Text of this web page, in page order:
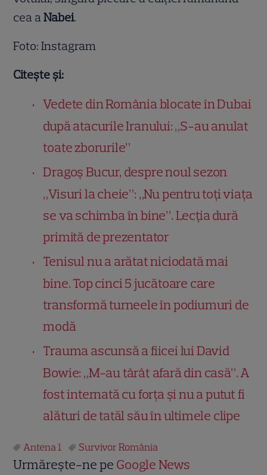
cea aNabei.
Foto: Instagram
Citește și:
Vedete din România blocate în Dubai
după atacurile Iranului: „S-au anulat
toate zborurile”
Dragoș Bucur, despre noul sezon
„Visuri la cheie”: „Nu pentru toți viața
se va schimba în bine”. Lecția dură
primită de prezentator
Tenisul nu a arătat niciodată mai
bine. Top cinci 5 jucătoare care
transformă turneele în podiumuri de
modă
Trauma ascunsă a fiicei lui David
Bowie: „M-au târât afară din casă”. A
fost internată cu forța și nu a putut fi
alături de tatăl său în ultimele clipe
Antena 1 Survivor România
Urmărește-ne pe Google News